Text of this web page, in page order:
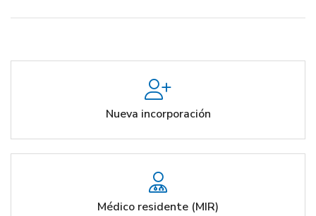
Nueva incorporación
Médico residente (MIR)